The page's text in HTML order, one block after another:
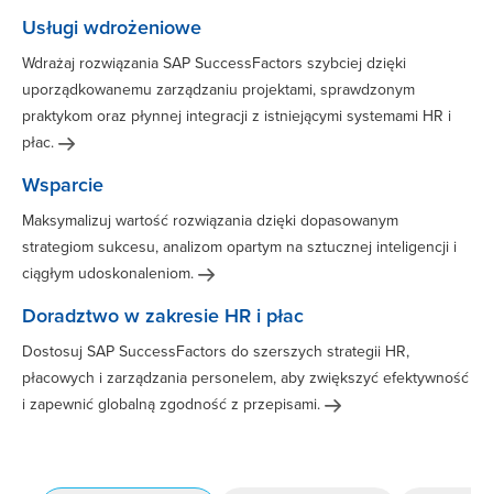
Usługi wdrożeniowe
Wdrażaj rozwiązania SAP SuccessFactors szybciej dzięki
uporządkowanemu zarządzaniu projektami, sprawdzonym
praktykom oraz płynnej integracji z istniejącymi systemami HR i
płac.
Wsparcie
Maksymalizuj wartość rozwiązania dzięki dopasowanym
strategiom sukcesu, analizom opartym na sztucznej inteligencji i
ciągłym udoskonaleniom.
Doradztwo w zakresie HR i płac
Dostosuj SAP SuccessFactors do szerszych strategii HR,
płacowych i zarządzania personelem, aby zwiększyć efektywność
i zapewnić globalną zgodność z przepisami.